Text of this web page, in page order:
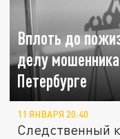
Вплоть до
делу
Петербурге
11 ЯНВАРЯ 20:40
Следственный